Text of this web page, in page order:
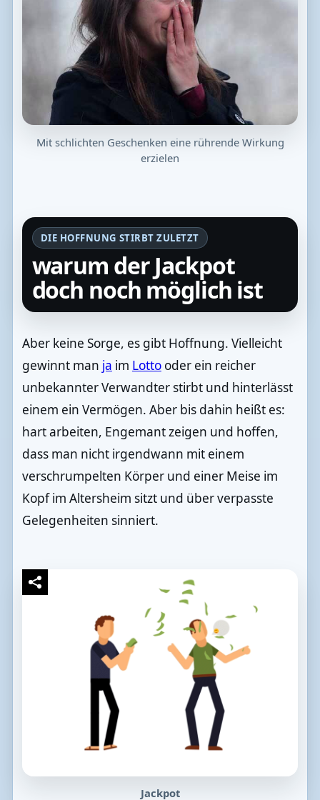
Mit schlichten Geschenken eine rührende Wirkung
erzielen
DIE HOFFNUNG STIRBT ZULETZT
warum der Jackpot
doch noch möglich ist
Aber keine Sorge, es gibt Hoffnung. Vielleicht
gewinnt man ja im Lottooder ein reicher
unbekannter Verwandter stirbt und hinterlässt
einem ein Vermögen. Aber bis dahin heißt es:
hart arbeiten, Engemant zeigen und hoffen,
dass man nicht irgendwann mit einem
verschrumpelten Körper und einer Meise im
Kopf im Altersheim sitzt und über verpasste
Gelegenheiten sinniert.
Jackpot